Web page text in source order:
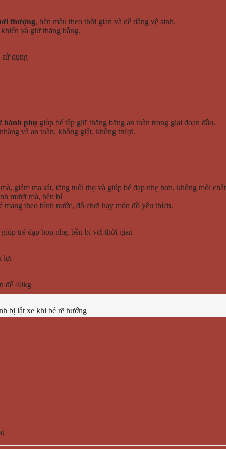
thượng, bền màu theo thời gian và dễ dàng vệ sinh.
và giữ thăng bằng.
dụng
bánh phụ giúp bé tập giữ thăng bằng an toàn trong giai đoạn đầu.
và an toàn, không giật, không trượt.
giảm ma sát, tăng tuổi thọ và giúp bé đạp nhẹ hơn, không mỏi
mượt mà, bền bỉ
mang theo bình nước, đồ chơi hay món đồ yêu thích.
trẻ đạp bon nhẹ, bền bỉ với thời gian
lợi
đế 40kg
bị lật xe khi bé rẽ hướng